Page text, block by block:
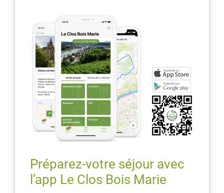
Préparez-votre séjour avec
l’app Le Clos Bois Marie